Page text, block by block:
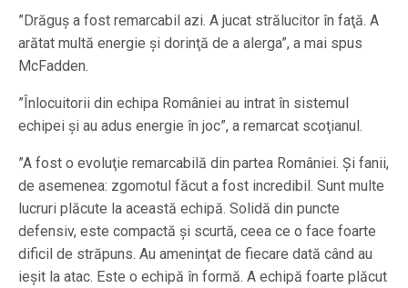
”Drăguş a fost remarcabil azi. A jucat strălucitor în faţă. A
arătat multă energie şi dorinţă de a alerga”, a mai spus
McFadden.
”Înlocuitorii din echipa României au intrat în sistemul
echipei şi au adus energie în joc”, a remarcat scoţianul.
”A fost o evoluţie remarcabilă din partea României. Şi fanii,
de asemenea: zgomotul făcut a fost incredibil. Sunt multe
lucruri plăcute la această echipă. Solidă din puncte
defensiv, este compactă şi scurtă, ceea ce o face foarte
dificil de străpuns. Au ameninţat de fiecare dată când au
ieşit la atac. Este o echipă în formă. A echipă foarte plăcut